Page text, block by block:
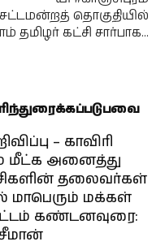
சட்டமன்றத் தொகுதியில்
தமிழர் கட்சி சார்பாக…
– காவிரி
மீட்க அனைத்து
தலைவர்கள்
மக்கள்
கண்டனவுரை: